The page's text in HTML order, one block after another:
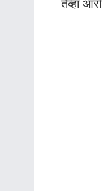
तेव्हा